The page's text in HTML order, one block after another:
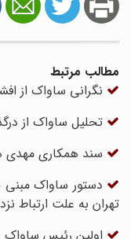
مطالب مرتبط
نگرانی ساواک از
تحلیل ساواک از
سند همکاری مهدی
دستور ساواک مبنی بر
تهران به علت ارتباط